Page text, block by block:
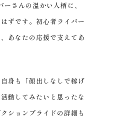
さんの温かい人柄に、
ずです。初心者ライバー
あなたの応援で支えてあ
身も「顔出しなしで稼げ
動してみたいと思ったな
ションブライドの詳細も